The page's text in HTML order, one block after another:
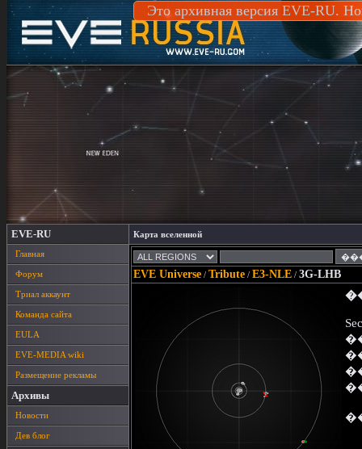
Это архивная версия EVE-RU.
EVE-RU
Главная
Форум
Триал аккаунт
Команда сайта
EULA
EVE-MEDIA wiki
Размещение рекламы
Архивы
Новости
Дев блог
Карта вселенной
EVE Universe / Tribute / E3-NLE / 3G-LHB